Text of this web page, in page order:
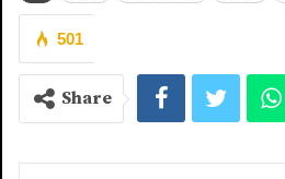
501
Share